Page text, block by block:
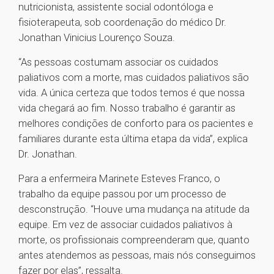
nutricionista, assistente social odontóloga e
fisioterapeuta, sob coordenação do médico Dr.
Jonathan Vinicius Lourenço Souza.
“As pessoas costumam associar os cuidados
paliativos com a morte, mas cuidados paliativos são
vida. A única certeza que todos temos é que nossa
vida chegará ao fim. Nosso trabalho é garantir as
melhores condições de conforto para os pacientes e
familiares durante esta última etapa da vida”, explica
Dr. Jonathan.
Para a enfermeira Marinete Esteves Franco, o
trabalho da equipe passou por um processo de
desconstrução. “Houve uma mudança na atitude da
equipe. Em vez de associar cuidados paliativos à
morte, os profissionais compreenderam que, quanto
antes atendemos as pessoas, mais nós conseguimos
fazer por elas”, ressalta.